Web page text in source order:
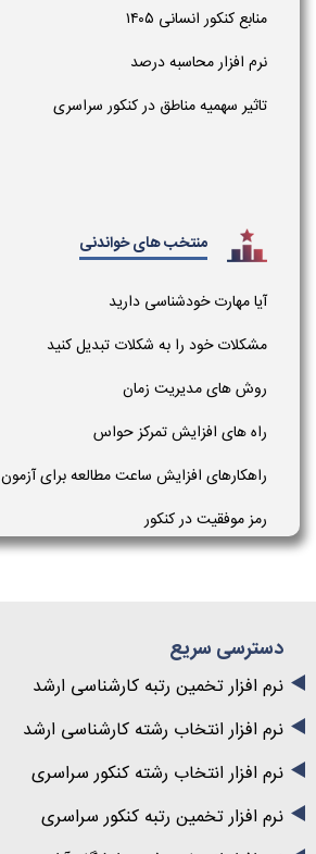
منابع کنکور انسانی ۱۴۰۵
نرم افزار محاسبه درصد
تاثیر سهمیه مناطق در کنکور سراسری
منتخب های خواندنی
آیا مهارت خودشناسی دارید
مشکلات خود را به شکلات تبدیل کنید
روش های مدیریت زمان
راه های افزایش تمرکز حواس
راهکارهای افزایش ساعت مطالعه برای آزمون
رمز موفقیت در کنکور
دسترسی سریع
نرم افزار تخمین رتبه کارشناسی ارشد
نرم افزار انتخاب رشته کارشناسی ارشد
نرم افزار انتخاب رشته کنکور سراسری
نرم افزار تخمین رتبه کنکور سراسری